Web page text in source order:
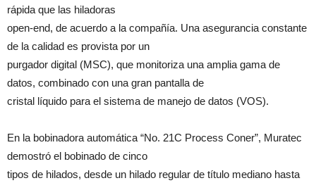
rápida que las hiladoras
open-end, de acuerdo a la compañía. Una asegurancia constante
de la calidad es provista por un
purgador digital (MSC), que monitoriza una amplia gama de
datos, combinado con una gran pantalla de
cristal líquido para el sistema de manejo de datos (VOS).
En la bobinadora automática “No. 21C Process Coner”, Muratec
demostró el bobinado de cinco
tipos de hilados, desde un hilado regular de título mediano hasta